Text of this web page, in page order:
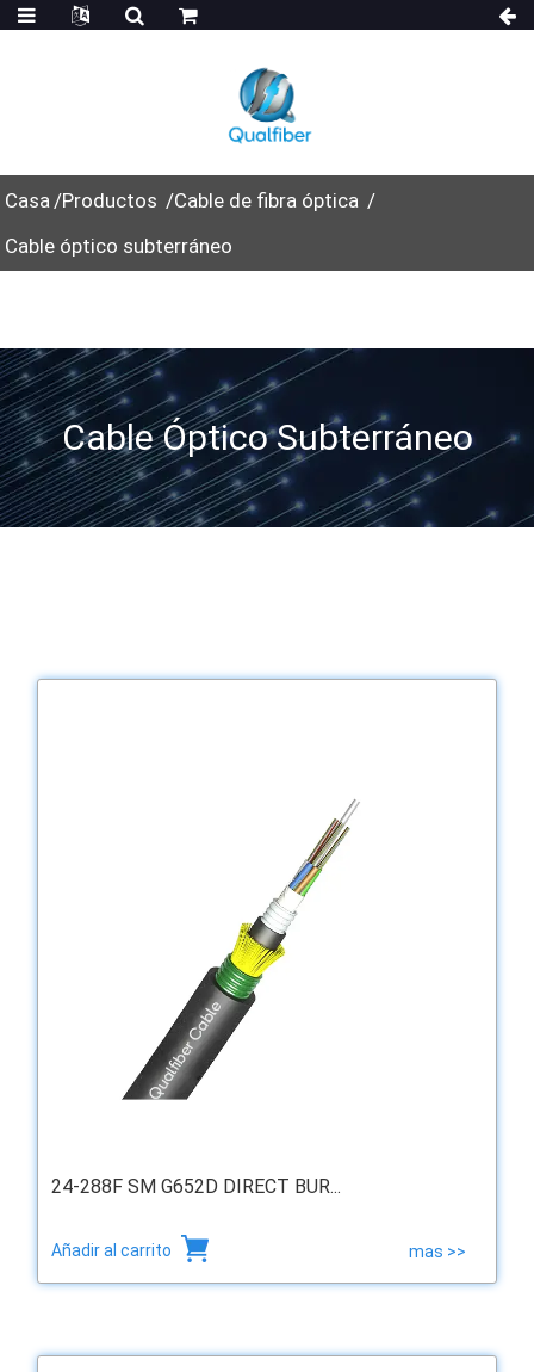
Casa Productos
Cable de fibra óptica
Cable óptico subterráneo
Cable Óptico Subterráneo
24-288F SM G652D DIRECT BUR...
Añadir al carrito mas >>